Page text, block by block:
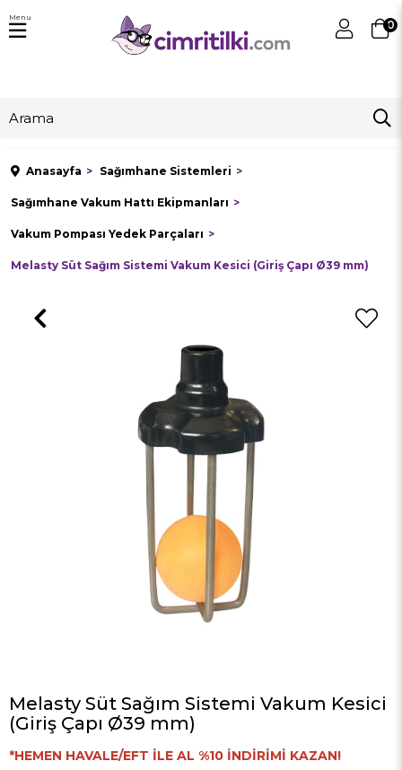
0
Menu
Anasayfa Sağımhane Sistemleri
Sağımhane Vakum Hattı Ekipmanları
Vakum Pompası Yedek Parçaları
Melasty Süt Sağım Sistemi Vakum Kesici (Giriş Çapı Ø39 mm)
Melasty Süt Sağım Sistemi Vakum Kesici
(Giriş Çapı Ø39 mm)
*HEMEN HAVALE/EFT İLE AL %10 İNDİRİMİ KAZAN!